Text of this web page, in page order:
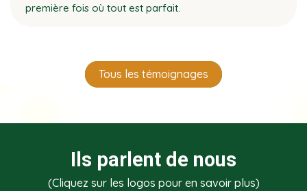
première fois où tout est parfait.
Tous les témoignages
Ils parlent de nous
(Cliquez sur les logos pour en savoir plus)